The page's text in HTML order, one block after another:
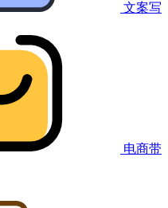
文案写
电商带